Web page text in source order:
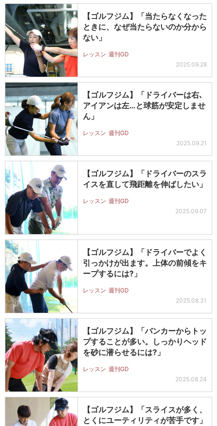
【ゴルフジム】「当たらなくなった
ときに、なぜ当たらないのか分から
ない」
レッスン 週刊GD
2025.09.28
【ゴルフジム】「ドライバーは右､
アイアンは左…と球筋が安定しませ
ん」
レッスン 週刊GD
2025.09.21
【ゴルフジム】「ドライバーのスラ
イスを直して飛距離を伸ばしたい」
レッスン 週刊GD
2025.09.07
【ゴルフジム】「ドライバーでよく
引っかけが出ます。上体の前傾をキ
ープするには?」
レッスン 週刊GD
2025.08.31
【ゴルフジム】「バンカーからトッ
プすることが多い。しっかりヘッド
を砂に潜らせるには?」
レッスン 週刊GD
2025.08.24
【ゴルフジム】「スライスが多く、
とくにユーティリティが苦手です」